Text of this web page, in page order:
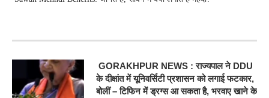
GORAKHPUR NEWS : राज्यपाल ने DDU
के दीक्षांत में यूनिवर्सिटी प्रशासन को लगाई फटकार,
बोलीं – टिफिन में ड्रग्स आ सकता है, भरवाए खाने के